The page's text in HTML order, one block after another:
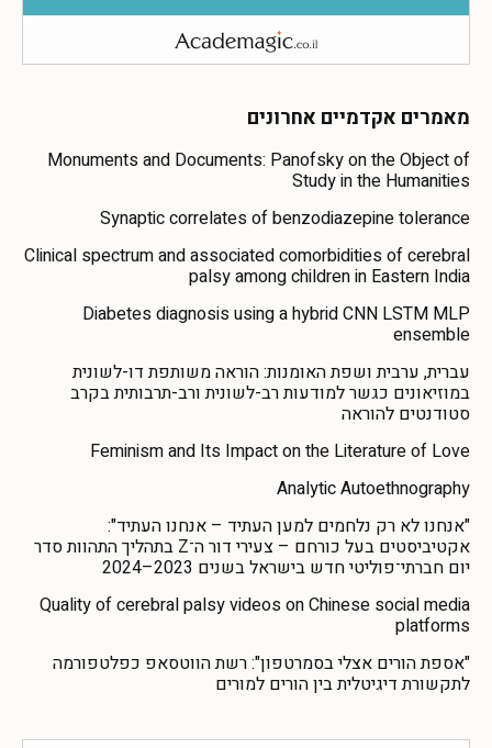
מאמרים אקדמיים אחרונים
Monuments and Documents: Panofsky on the Object of
Study in the Humanities
Synaptic correlates of benzodiazepine tolerance
Clinical spectrum and associated comorbidities of cerebral
palsy among children in Eastern India
Diabetes diagnosis using a hybrid CNN LSTM MLP
ensemble
עברית, ערבית ושפת האומנות: הוראה משותפת דו-לשונית
במוזיאונים כגשר למודעות רב-לשונית ורב-תרבותית בקרב
סטודנטים להוראה
Feminism and Its Impact on the Literature of Love
Analytic Autoethnography
"אנחנו לא רק נלחמים למען העתיד – אנחנו העתיד":
אקטיביסטים בעל כורחם – צעירי דור ה־Z בתהליך התהוות סדר
יום חברתי־פוליטי חדש בישראל בשנים 2023–2024
Quality of cerebral palsy videos on Chinese social media
platforms
"אספת הורים אצלי בסמרטפון": רשת הווטסאפ כפלטפורמה
לתקשורת דיגיטלית בין הורים למורים